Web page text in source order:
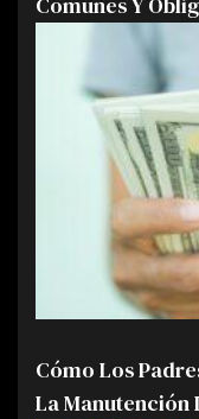
Cómo Los
La